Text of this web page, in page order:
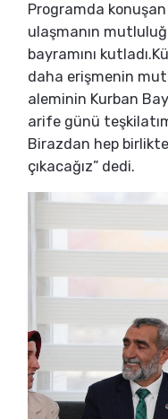
Programda konuşan
ulaşmanın
bayramını
daha erişmenin
aleminin Kurban
arife günü
Birazdan hep
çıkacağız” dedi.